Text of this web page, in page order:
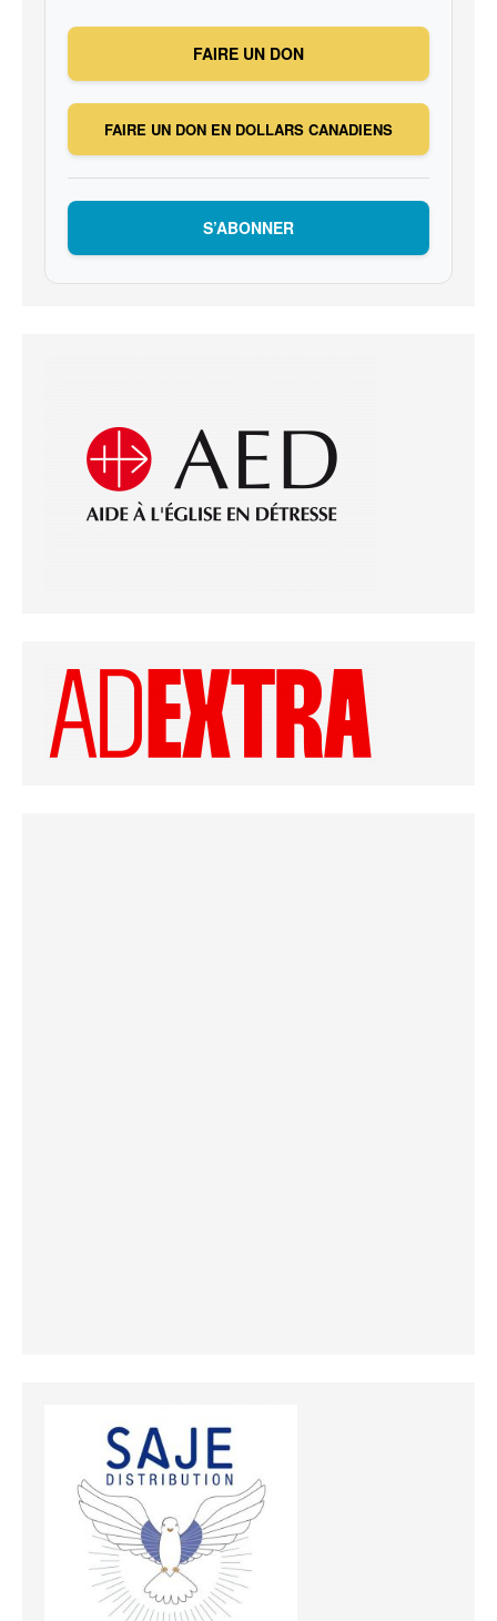
FAIRE UN DON
FAIRE UN DON EN DOLLARS CANADIENS
S’ABONNER